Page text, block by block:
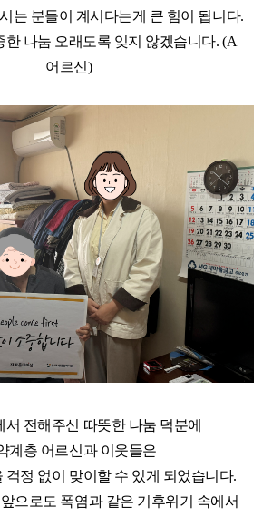
는 분들이 계시다는게 큰 힘이 됩니다.
한 나눔 오래도록 잊지 않겠습니다. (A
어르신)
서 전해주신 따뜻한 나눔 덕분에
계층 어르신과 이웃들은
걱정 없이 맞이할 수 있게 되었습니다.
으로도 폭염과 같은 기후위기 속에서